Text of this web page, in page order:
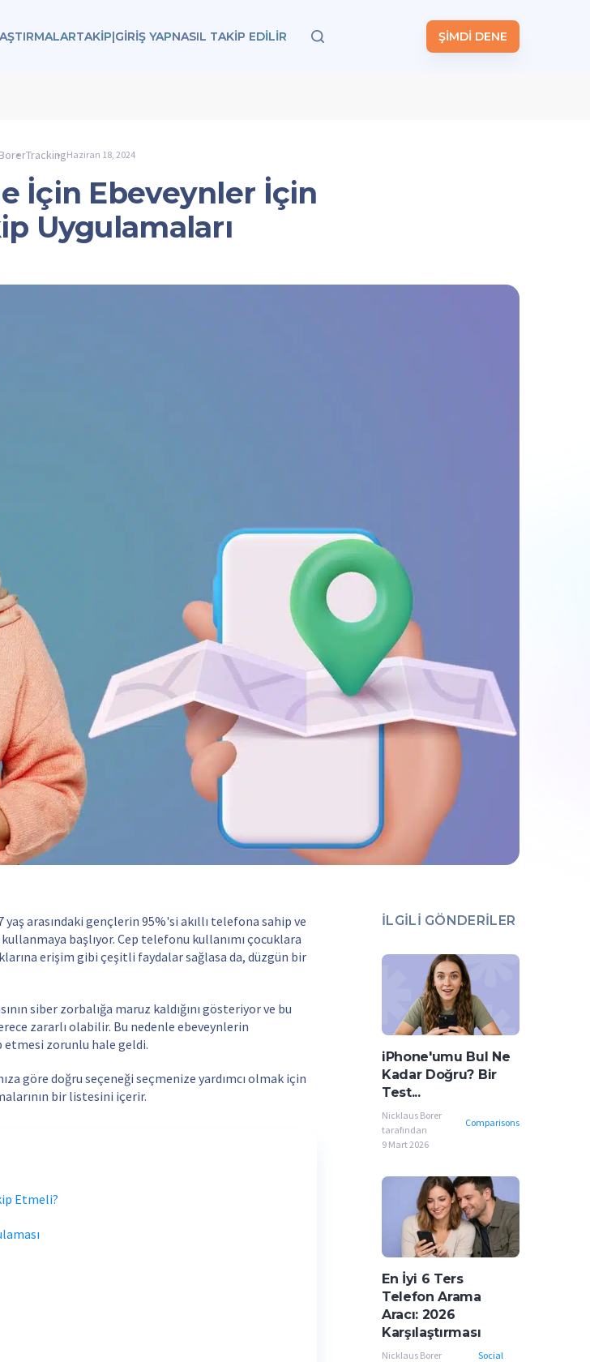
TAKIP|GİRİŞ YAPNASIL TAKIP EDILIR ŞİMDİ DENE
TrackingHaziran 18, 2024
İçin Ebeveynler İçin
Uygulamaları
arasındaki gençlerin 95%'si akıllı telefona sahip ve
başlıyor. Cep telefonu kullanımı çocuklara
erişim gibi çeşitli faydalar sağlasa da, düzgün bir
siber zorbalığa maruz kaldığını gösteriyor ve bu
zararlı olabilir. Bu nedenle ebeveynlerin
zorunlu hale geldi.
göre doğru seçeneği seçmenize yardımcı olmak için
bir listesini içerir.
Etmeli?
İLGILI GÖNDERILER
iPhone'umu Bul Ne
Kadar Doğru? Bir
Test...
Nicklaus Borer
tarafından
Comparisons
9 Mart 2026
En İyi 6 Ters
Telefon Arama
Aracı: 2026
Karşılaştırması
Nicklaus Borer
Social